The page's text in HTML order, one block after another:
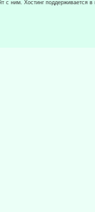
с ним. Хостинг поддерживается